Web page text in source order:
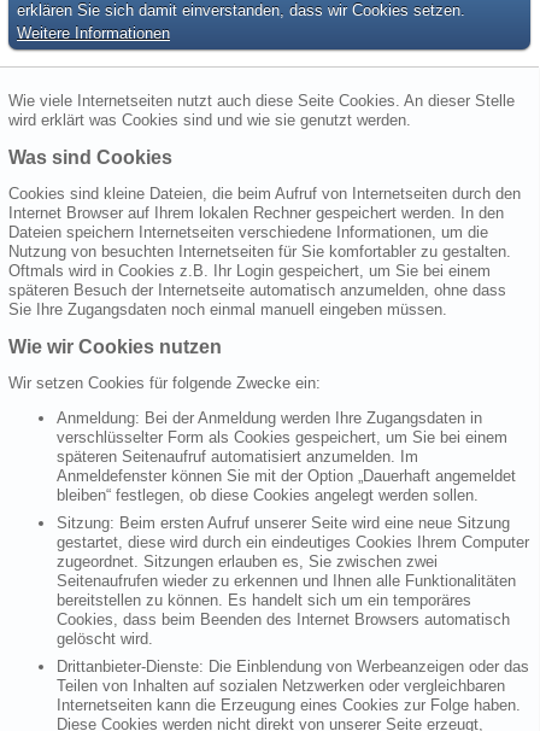
erklären Sie sich damit einverstanden, dass wir Cookies setzen.
Weitere Informationen
Wie viele Internetseiten nutzt auch diese Seite Cookies. An dieser Stelle
wird erklärt was Cookies sind und wie sie genutzt werden.
Was sind Cookies
Cookies sind kleine Dateien, die beim Aufruf von Internetseiten durch den
Internet Browser auf Ihrem lokalen Rechner gespeichert werden. In den
Dateien speichern Internetseiten verschiedene Informationen, um die
Nutzung von besuchten Internetseiten für Sie komfortabler zu gestalten.
Oftmals wird in Cookies z.B. Ihr Login gespeichert, um Sie bei einem
späteren Besuch der Internetseite automatisch anzumelden, ohne dass
Sie Ihre Zugangsdaten noch einmal manuell eingeben müssen.
Wie wir Cookies nutzen
Wir setzen Cookies für folgende Zwecke ein:
Anmeldung: Bei der Anmeldung werden Ihre Zugangsdaten in
verschlüsselter Form als Cookies gespeichert, um Sie bei einem
späteren Seitenaufruf automatisiert anzumelden. Im
Anmeldefenster können Sie mit der Option „Dauerhaft angemeldet
bleiben“ festlegen, ob diese Cookies angelegt werden sollen.
Sitzung: Beim ersten Aufruf unserer Seite wird eine neue Sitzung
gestartet, diese wird durch ein eindeutiges Cookies Ihrem Computer
zugeordnet. Sitzungen erlauben es, Sie zwischen zwei
Seitenaufrufen wieder zu erkennen und Ihnen alle Funktionalitäten
bereitstellen zu können. Es handelt sich um ein temporäres
Cookies, dass beim Beenden des Internet Browsers automatisch
gelöscht wird.
Drittanbieter-Dienste: Die Einblendung von Werbeanzeigen oder das
Teilen von Inhalten auf sozialen Netzwerken oder vergleichbaren
Internetseiten kann die Erzeugung eines Cookies zur Folge haben.
Diese Cookies werden nicht direkt von unserer Seite erzeugt,